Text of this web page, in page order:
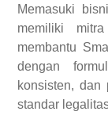
Memasuki
memiliki
membantu
dengan
konsisten, dan
standar